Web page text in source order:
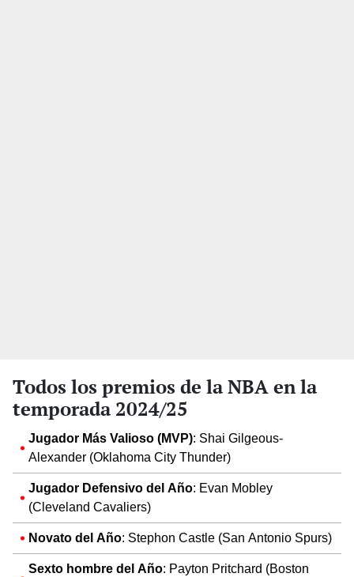
Todos los premios de la NBA en la
temporada 2024/25
Jugador Más Valioso (MVP): Shai Gilgeous-
Alexander (Oklahoma City Thunder)
Jugador Defensivo del Año: Evan Mobley
(Cleveland Cavaliers)
Novato del Año: Stephon Castle (San Antonio Spurs)
Sexto hombre del Año: Payton Pritchard (Boston